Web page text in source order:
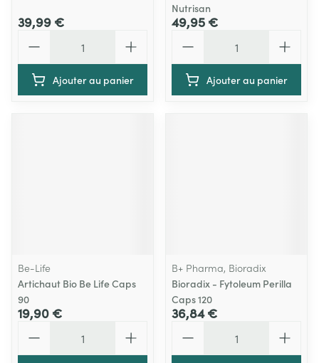
39,99 €
Ajouter au panier
Nutrisan
49,95 €
Ajouter au panier
Be-Life
Artichaut Bio Be Life Caps
90
19,90 €
B+ Pharma, Bioradix
Bioradix - Fytoleum Perilla
Caps 120
36,84 €